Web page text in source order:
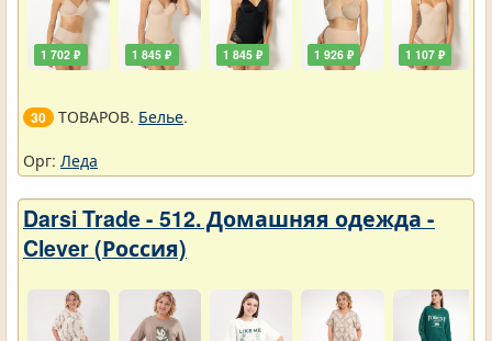
1 702 ₽ 1 845 ₽ 1 845 ₽ 1 926 ₽ 1 107 ₽
30 ТОВАРОВ. Белье.
Орг: Леда
Darsi Trade - 512. Домашняя одежда -
Clever (Россия)